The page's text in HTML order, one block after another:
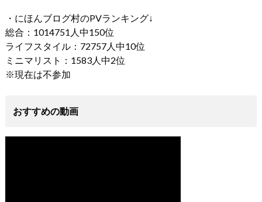
・にほんブログ村のPVランキング↓
総合：1014751人中150位
ライフスタイル：72757人中10位
ミニマリスト：1583人中2位
※現在は不参加
おすすめの動画